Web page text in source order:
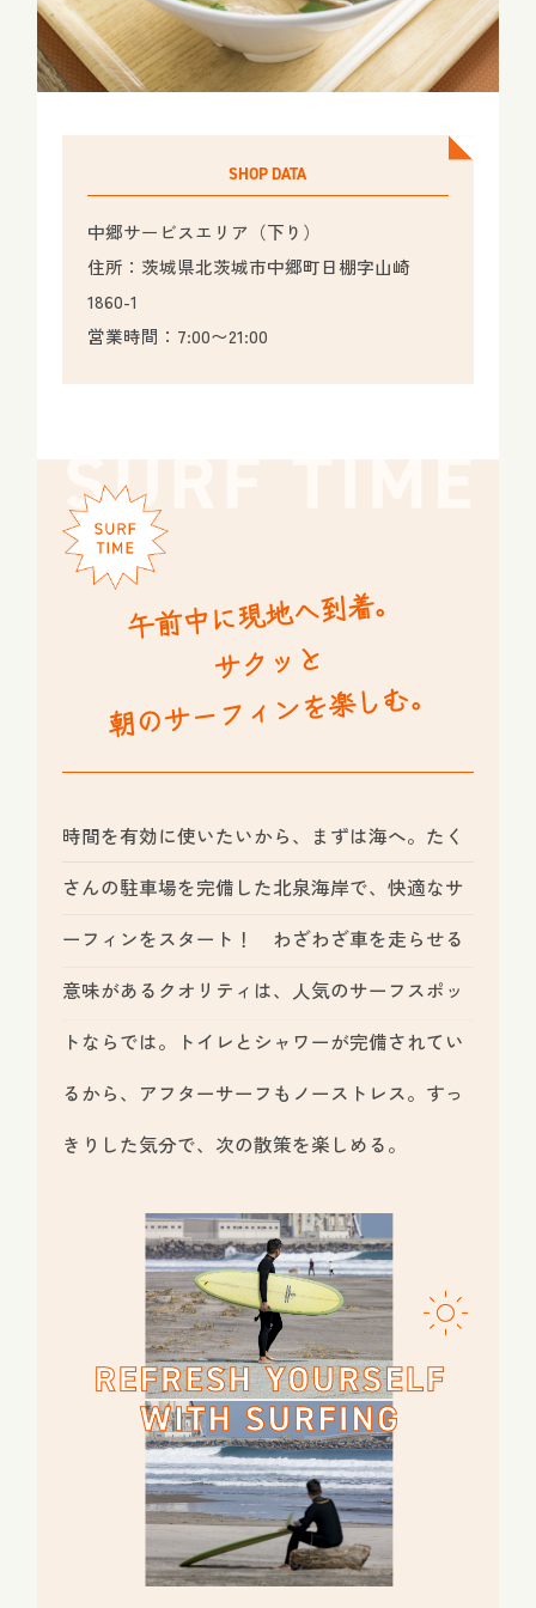
SHOP DATA
中郷サービスエリア（下り）
住所：茨城県北茨城市中郷町日棚字山崎
1860-1
営業時間：7:00〜21:00
午前中に現地へ到着。
サクッと
朝のサーフィンを楽しむ。
時間を有効に使いたいから、まずは海へ。たく
さんの駐車場を完備した北泉海岸で、快適なサ
ーフィンをスタート！ わざわざ車を走らせる
意味があるクオリティは、人気のサーフスポッ
トならでは。トイレとシャワーが完備されてい
るから、アフターサーフもノーストレス。すっ
きりした気分で、次の散策を楽しめる。